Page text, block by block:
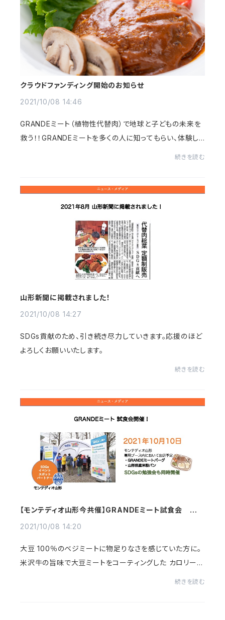
クラウドファンディング開始のお知らせ
2021/10/08 14:46
GRANDEミート（植物性代替肉）で地球と子どもの未来を
救う！！GRANDEミートを多くの人に知ってもらい、体験し
続きを読む
山形新聞に掲載されました！
2021/10/08 14:27
SDGs貢献のため、引き続き尽力していきます。応援のほど
よろしくお願いいたします。
続きを読む
【モンテディオ山形今共催】GRANDEミート試食会 開催
2021/10/08 14:20
大豆 100％のベジミートに物足りなさを感じていた方に。
米沢牛の旨味で大豆ミートをコーティングした カロリーオ
フと美味しさが両立する GRANDE（グランデ）ミートを開
続きを読む